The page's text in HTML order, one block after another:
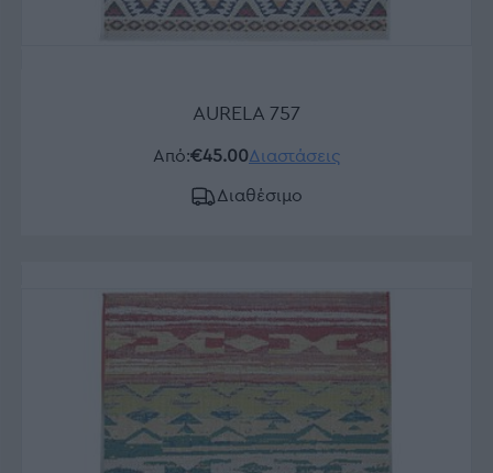
AURELA 757
Από:€45.00Διαστάσεις
Διαθέσιμο